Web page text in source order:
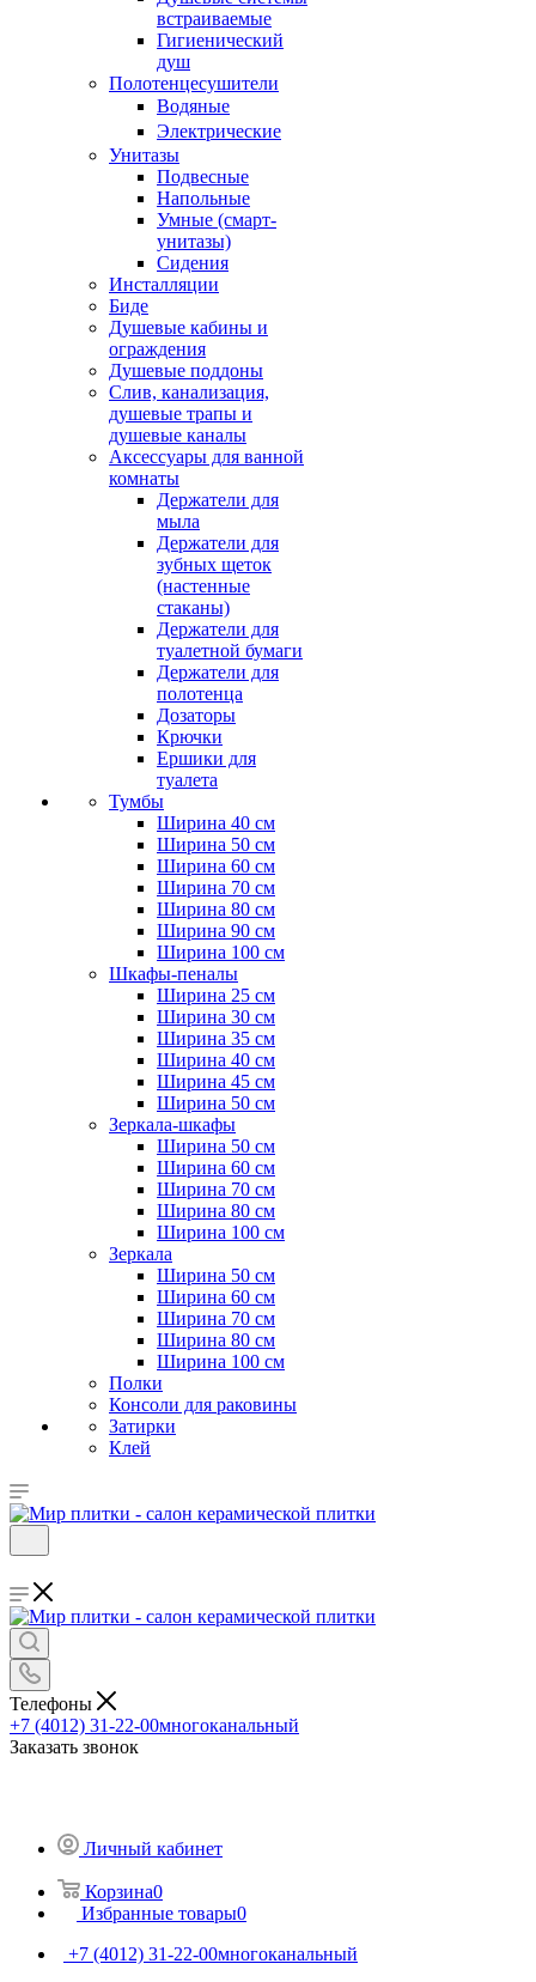
встраиваемые
Гигиенический
душ
Полотенцесушители
ㅤВодяные
ㅤЭлектрические
Унитазы
Подвесные
Напольные
Умные (смарт-
унитазы)
Сидения
Инсталляции
Биде
Душевые кабины и
ограждения
Душевые поддоны
Слив, канализация,
душевые трапы и
душевые каналы
Аксессуары для ванной
комнаты
Держатели для
мыла
Держатели для
зубных щеток
(настенные
стаканы)
Держатели для
туалетной бумаги
Держатели для
полотенца
Дозаторы
Крючки
Ершики для
туалета
Тумбы
Ширина 40 см
Ширина 50 см
Ширина 60 см
Ширина 70 см
Ширина 80 см
Ширина 90 см
Ширина 100 см
Шкафы-пеналы
Ширина 25 см
Ширина 30 см
Ширина 35 см
Ширина 40 см
Ширина 45 см
Ширина 50 см
Зеркала-шкафы
Ширина 50 см
Ширина 60 см
Ширина 70 см
Ширина 80 см
Ширина 100 см
Зеркала
Ширина 50 см
Ширина 60 см
Ширина 70 см
Ширина 80 см
Ширина 100 см
Полки
Консоли для раковины
Затирки
Клей
Телефоны
+7 (4012) 31-22-00многоканальный
Заказать звонок
Личный кабинет
Корзина0
Избранные товары0
+7 (4012) 31-22-00многоканальный